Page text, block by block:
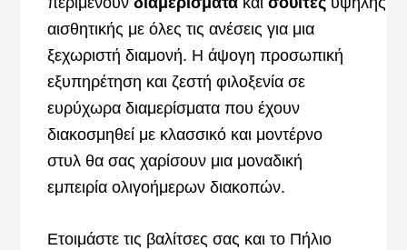
αισθητικής με όλες τις ανέσεις για μια
ξεχωριστή διαμονή. Η άψογη προσωπική
εξυπηρέτηση και ζεστή φιλοξενία σε
ευρύχωρα διαμερίσματα που έχουν
διακοσμηθεί με κλασσικό και μοντέρνο
στυλ θα σας χαρίσουν μια μοναδική
εμπειρία ολιγοήμερων διακοπών.
Ετοιμάστε τις βαλίτσες σας και το Πήλιο